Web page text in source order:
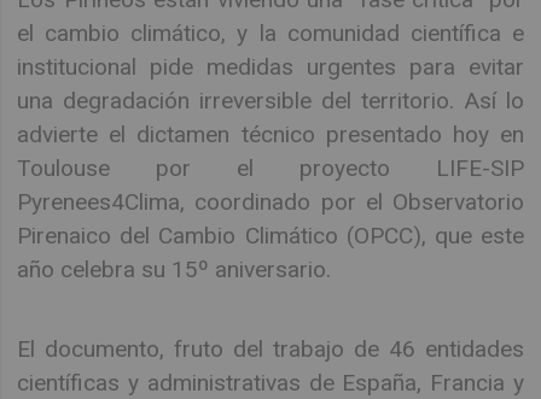
el cambio climático, y la comunidad científica e
institucional pide medidas urgentes para evitar
una degradación irreversible del territorio. Así lo
advierte el dictamen técnico presentado hoy en
Toulouse por el proyecto LIFE-SIP
Pyrenees4Clima, coordinado por el Observatorio
Pirenaico del Cambio Climático (OPCC), que este
año celebra su 15º aniversario.
El documento, fruto del trabajo de 46 entidades
científicas y administrativas de España, Francia y